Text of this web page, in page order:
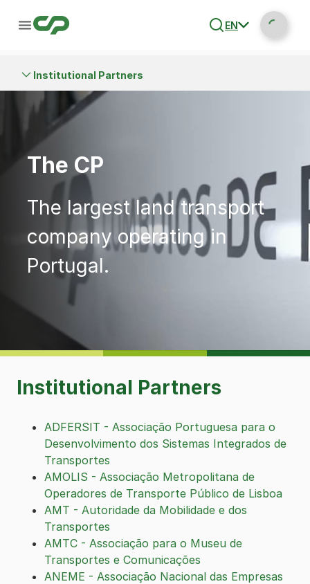
EN
Institutional Partners
The CP
The largest land transport
company operating in
Portugal.
Institutional Partners
ADFERSIT - Associação Portuguesa para o
Desenvolvimento dos Sistemas Integrados de
Transportes
AMOLIS - Associação Metropolitana de
Operadores de Transporte Público de Lisboa
AMT - Autoridade da Mobilidade e dos
Transportes
AMTC - Associação para o Museu de
Transportes e Comunicações
ANEME - Associação Nacional das Empresas